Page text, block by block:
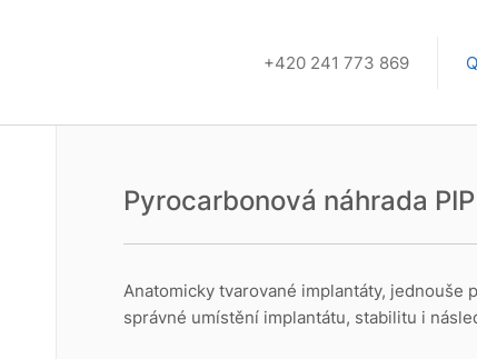
+420 241 773 869
Pyrocarbonová náhrada
Anatomicky tvarované implantáty,
správné umístění implantátu, stabilitu i